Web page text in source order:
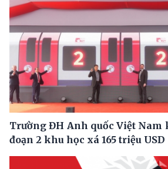
Trường ĐH Anh quốc Việt
đoạn 2 khu học xá 165 triệu USD